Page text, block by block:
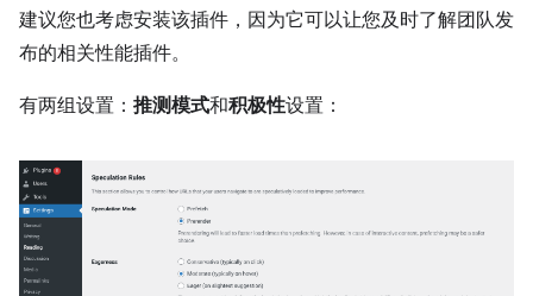
建议您也考虑安装该插件，因为它可以让您及时了解团队发
布的相关性能插件。
有两组设置： 推测模式和积极性设置：